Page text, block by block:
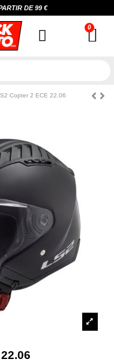
DE99 €
Copter 2 ECE 22.06